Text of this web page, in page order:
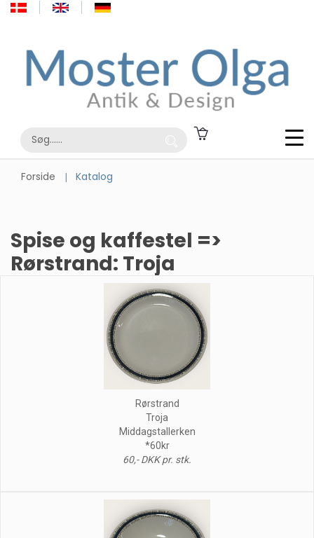
Forside Katalog
Spise og kaffestel =>
Rørstrand: Troja
Rørstrand
Troja
Middagstallerken
*60kr
60,- DKK pr. stk.